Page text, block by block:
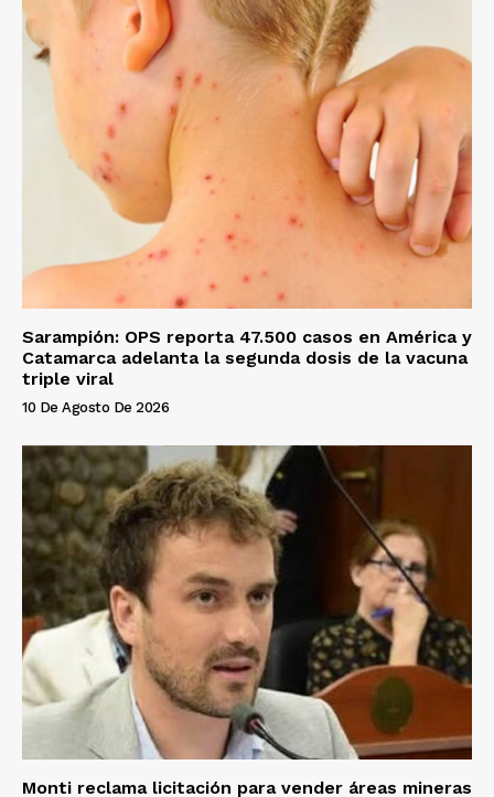
Sarampión: OPS reporta 47.500 casos en América y
Catamarca adelanta la segunda dosis de la vacuna
triple viral
10 De Agosto De 2026
Monti reclama licitación para vender áreas mineras